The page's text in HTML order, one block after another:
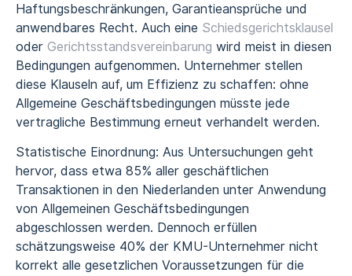
Haftungsbeschränkungen, Garantieansprüche und
anwendbares Recht. Auch eine Schiedsgerichtsklausel
oder Gerichtsstandsvereinbarung wird meist in diesen
Bedingungen aufgenommen. Unternehmer stellen
diese Klauseln auf, um Effizienz zu schaffen: ohne
Allgemeine Geschäftsbedingungen müsste jede
vertragliche Bestimmung erneut verhandelt werden.
Statistische Einordnung: Aus Untersuchungen geht
hervor, dass etwa 85% aller geschäftlichen
Transaktionen in den Niederlanden unter Anwendung
von Allgemeinen Geschäftsbedingungen
abgeschlossen werden. Dennoch erfüllen
schätzungsweise 40% der KMU-Unternehmer nicht
korrekt alle gesetzlichen Voraussetzungen für die